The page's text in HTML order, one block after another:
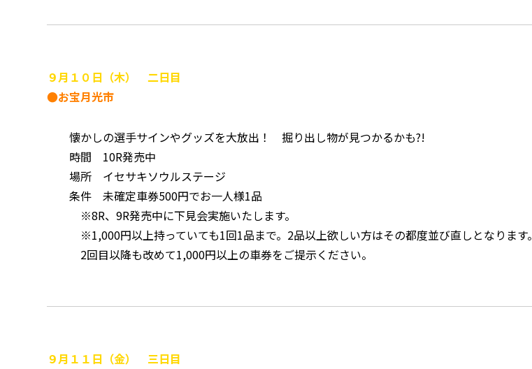
９月１０日（木） 二日目
●お宝月光市
懐かしの選手サインやグッズを大放出！ 掘り出し物が見つかるかも?!
時間 10R発売中
場所 イセサキソウルステージ
条件 未確定車券500円でお一人様1品
※8R、9R発売中に下見会実施いたします。
※1,000円以上持っていても1回1品まで。2品以上欲しい方はその都度並び直しとなります。
2回目以降も改めて1,000円以上の車券をご提示ください。
９月１１日（金） 三日目